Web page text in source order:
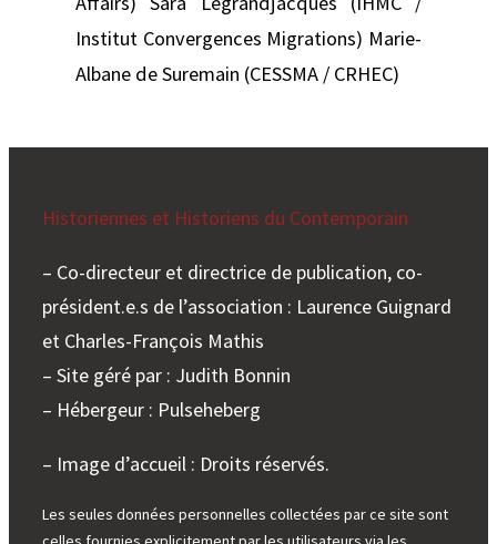
Institut Convergences Migrations) Marie-
Albane de Suremain (CESSMA / CRHEC)
Historiennes et Historiens du Contemporain
– Co-directeur et directrice de publication, co-
président.e.s de l’association : Laurence Guignard
et Charles-François Mathis
– Site géré par : Judith Bonnin
– Hébergeur : Pulseheberg
– Image d’accueil : Droits réservés.
Les seules données personnelles collectées par ce site sont